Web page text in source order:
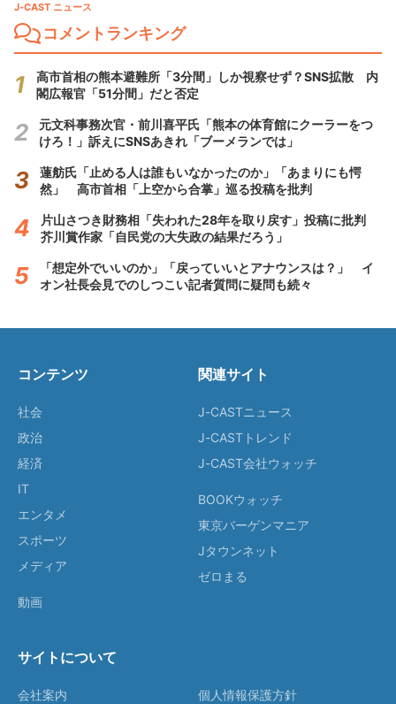
J-CAST ニュース
コメントランキング
高市首相の熊本避難所「3分間」しか視察せず？SNS拡散 内
閣広報官「51分間」だと否定
元文科事務次官・前川喜平氏「熊本の体育館にクーラーをつ
けろ！」訴えにSNSあきれ「ブーメランでは」
蓮舫氏「止める人は誰もいなかったのか」「あまりにも愕
然」 高市首相「上空から合掌」巡る投稿を批判
片山さつき財務相「失われた28年を取り戻す」投稿に批判
芥川賞作家「自民党の大失政の結果だろう」
「想定外でいいのか」「戻っていいとアナウンスは？」 イ
オン社長会見でのしつこい記者質問に疑問も続々
コンテンツ
社会
政治
経済
IT
エンタメ
スポーツ
メディア
動画
関連サイト
J-CASTニュース
J-CASTトレンド
J-CAST会社ウォッチ
BOOKウォッチ
東京バーゲンマニア
Jタウンネット
ゼロまる
サイトについて
会社案内 個人情報保護方針